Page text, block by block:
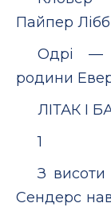
Пайпер
Одрі —
родини
ЛІТАК І
1
З висоти
Сендерс